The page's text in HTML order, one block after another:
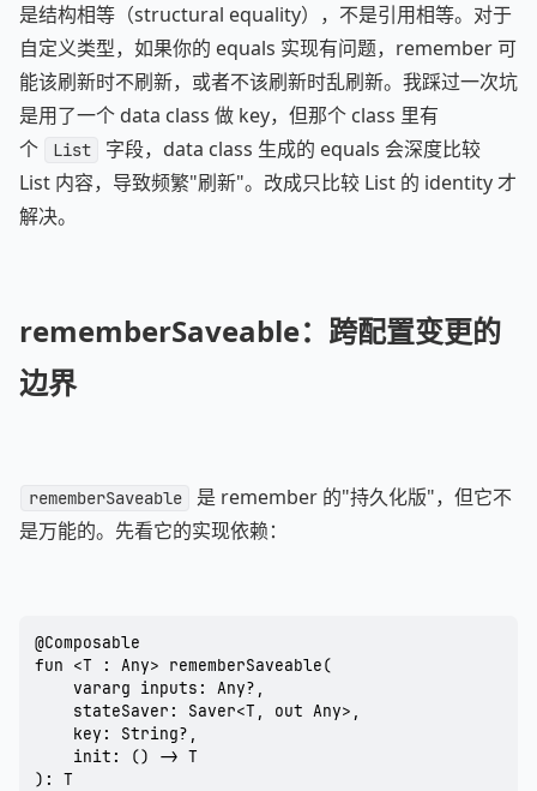
是结构相等（structural equality），不是引用相等。对于
自定义类型，如果你的 equals 实现有问题，remember 可
能该刷新时不刷新，或者不该刷新时乱刷新。我踩过一次坑
是用了一个 data class 做 key，但那个 class 里有
个
List
字段，data class 生成的 equals 会深度比较
List 内容，导致频繁"刷新"。改成只比较 List 的 identity 才
解决。
rememberSaveable：跨配置变更的
边界
rememberSaveable
是 remember 的"持久化版"，但它不
是万能的。先看它的实现依赖：
@Composable
fun <T : Any> rememberSaveable(
    vararg inputs: Any?,
    stateSaver: Saver<T, out Any>,
    key: String?,
    init: () -> T
): T